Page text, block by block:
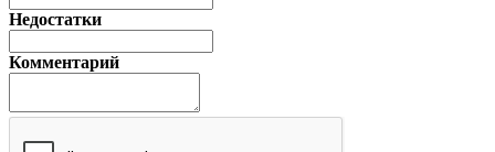
Недостатки
Комментарий